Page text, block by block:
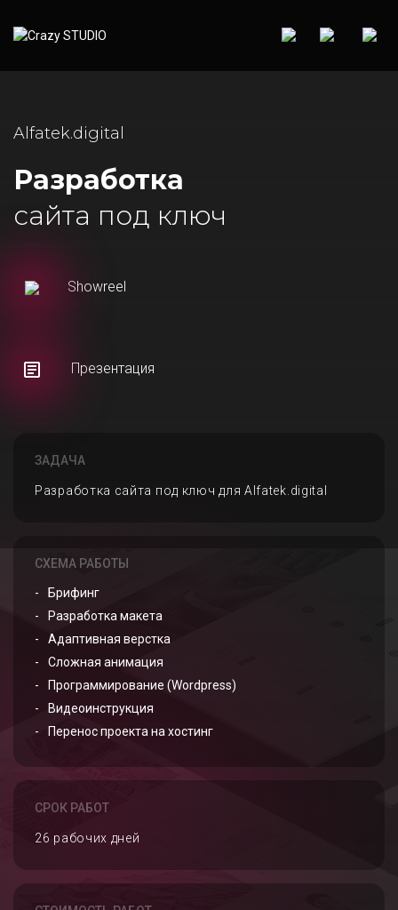
Alfatek.digital
Разработка
сайта под ключ
Showreel
Презентация
ЗАДАЧА
Разработка сайта под ключ для Alfatek.digital
СХЕМА РАБОТЫ
Брифинг
Разработка макета
Адаптивная верстка
Сложная анимация
Программирование (Wordpress)
Видеоинструкция
Перенос проекта на хостинг
СРОК РАБОТ
26 рабочих дней